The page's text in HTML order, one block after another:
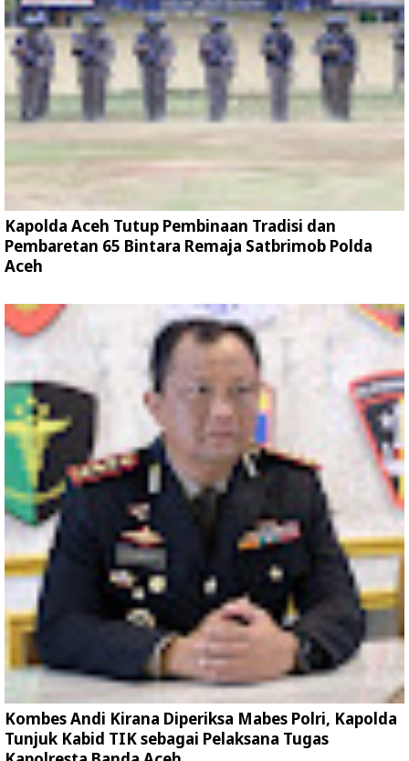
Kapolda Aceh Tutup Pembinaan Tradisi dan
Pembaretan 65 Bintara Remaja Satbrimob Polda
Aceh
Kombes Andi Kirana Diperiksa Mabes Polri, Kapolda
Tunjuk Kabid TIK sebagai Pelaksana Tugas